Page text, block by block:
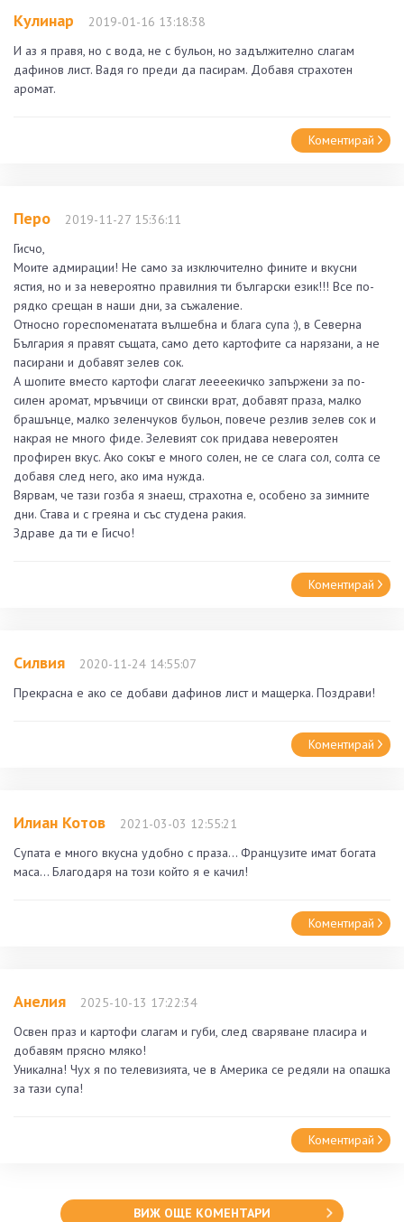
Кулинар
2019-01-16 13:18:38
И аз я правя, но с вода, не с бульон, но задължително слагам
дафинов лист. Вадя го преди да пасирам. Добавя страхотен
аромат.
Коментирай
Перо
2019-11-27 15:36:11
Гисчо,
Моите адмирации! Не само за изключително фините и вкусни
ястия, но и за невероятно правилния ти български език!!! Все по-
рядко срещан в наши дни, за съжаление.
Относно гореспоменатата вълшебна и блага супа :), в Северна
България я правят същата, само дето картофите са нарязани, а не
пасирани и добавят зелев сок.
А шопите вместо картофи слагат леееекичко запържени за по-
силен аромат, мръвчици от свински врат, добавят праза, малко
брашънце, малко зеленчуков бульон, повече резлив зелев сок и
накрая не много фиде. Зелевият сок придава невероятен
профирен вкус. Ако сокът е много солен, не се слага сол, солта се
добавя след него, ако има нужда.
Вярвам, че тази гозба я знаеш, страхотна е, особено за зимните
дни. Става и с греяна и със студена ракия.
Здраве да ти е Гисчо!
Коментирай
Силвия
2020-11-24 14:55:07
Прекрасна е ако се добави дафинов лист и мащерка. Поздрави!
Коментирай
Илиан Котов
2021-03-03 12:55:21
Супата е много вкусна удобно с праза... Французите имат богата
маса... Благодаря на този който я е качил!
Коментирай
Анелия
2025-10-13 17:22:34
Освен праз и картофи слагам и губи, след сваряване пласира и
добавям прясно мляко!
Уникална! Чух я по телевизията, че в Америка се редяли на опашка
за тази супа!
Коментирай
ВИЖ ОЩЕ КОМЕНТАРИ